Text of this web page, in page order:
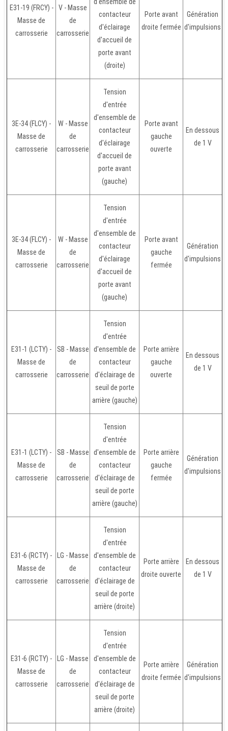
E31-19 (FRCY) -
Masse de
carrosserie
V - Masse
de
carrosserie
contacteur
d'éclairage
d'accueil de
porte avant
(droite)
Porte avant
droite fermée
Génération
d'impulsions
3E-34 (FLCY) -
Masse de
carrosserie
W - Masse
de
carrosserie
Tension
d'entrée
d'ensemble de
contacteur
d'éclairage
d'accueil de
porte avant
(gauche)
Porte avant
gauche
ouverte
En dessous
de 1 V
3E-34 (FLCY) -
Masse de
carrosserie
W - Masse
de
carrosserie
Tension
d'entrée
d'ensemble de
contacteur
d'éclairage
d'accueil de
porte avant
(gauche)
Porte avant
gauche
fermée
Génération
d'impulsions
E31-1 (LCTY) -
Masse de
carrosserie
SB - Masse
de
carrosserie
Tension
d'entrée
d'ensemble de
contacteur
d'éclairage de
seuil de porte
arrière (gauche)
Porte arrière
gauche
ouverte
En dessous
de 1 V
E31-1 (LCTY) -
Masse de
carrosserie
SB - Masse
de
carrosserie
Tension
d'entrée
d'ensemble de
contacteur
d'éclairage de
seuil de porte
arrière (gauche)
Porte arrière
gauche
fermée
Génération
d'impulsions
E31-6 (RCTY) -
Masse de
carrosserie
LG - Masse
de
carrosserie
Tension
d'entrée
d'ensemble de
contacteur
d'éclairage de
seuil de porte
arrière (droite)
Porte arrière
droite ouverte
En dessous
de 1 V
E31-6 (RCTY) -
Masse de
carrosserie
LG - Masse
de
carrosserie
Tension
d'entrée
d'ensemble de
contacteur
d'éclairage de
seuil de porte
arrière (droite)
Porte arrière
droite fermée
Génération
d'impulsions